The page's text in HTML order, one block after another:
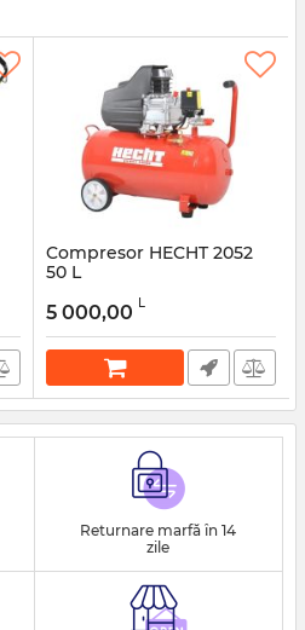
Compresor HECHT 2052
50 L
5 000,00 L
Returnare marfă în 14
zile